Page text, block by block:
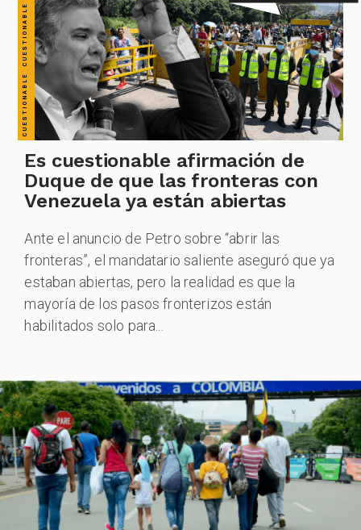
Es cuestionable afirmación de
Duque de que las fronteras con
Venezuela ya están abiertas
Ante el anuncio de Petro sobre “abrir las
fronteras”, el mandatario saliente aseguró que ya
estaban abiertas, pero la realidad es que la
mayoría de los pasos fronterizos están
habilitados solo para...